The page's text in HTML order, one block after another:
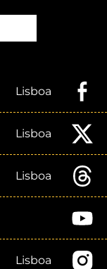
Lisboa
Lisboa
Lisboa
Lisboa